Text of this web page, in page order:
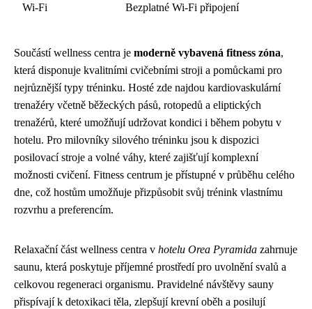
Wi-Fi Bezplatné Wi-Fi připojení
Součástí wellness centra je moderně vybavená fitness zóna,
která disponuje kvalitními cvičebními stroji a pomůckami pro
nejrůznější typy tréninku. Hosté zde najdou kardiovaskulární
trenažéry včetně běžeckých pásů, rotopedů a eliptických
trenažérů, které umožňují udržovat kondici i během pobytu v
hotelu. Pro milovníky silového tréninku jsou k dispozici
posilovací stroje a volné váhy, které zajišťují komplexní
možnosti cvičení. Fitness centrum je přístupné v průběhu celého
dne, což hostům umožňuje přizpůsobit svůj trénink vlastnímu
rozvrhu a preferencím.
Relaxační část wellness centra v hotelu Orea Pyramida zahrnuje
saunu, která poskytuje příjemné prostředí pro uvolnění svalů a
celkovou regeneraci organismu. Pravidelné návštěvy sauny
přispívají k detoxikaci těla, zlepšují krevní oběh a posilují